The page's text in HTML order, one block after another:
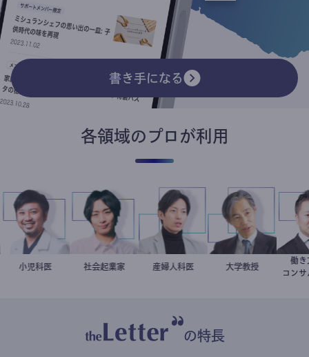
書き手になる
各領域のプロが利用
今西洋介
小児科医 駒崎弘樹
社会起業家 重見大介
産婦人科医 加藤忠史
大学教授
コ
の特長